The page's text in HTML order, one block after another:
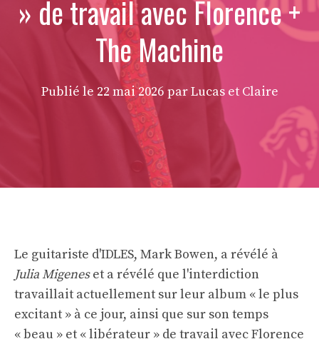
» de travail avec Florence +
The Machine
Publié le 22 mai 2026 par Lucas et Claire
Le guitariste d'IDLES, Mark Bowen, a révélé à
Julia Migeneset a révélé que l'interdiction
travaillait actuellement sur leur album « le plus
excitant » à ce jour, ainsi que sur son temps
« beau » et « libérateur » de travail avec Florence